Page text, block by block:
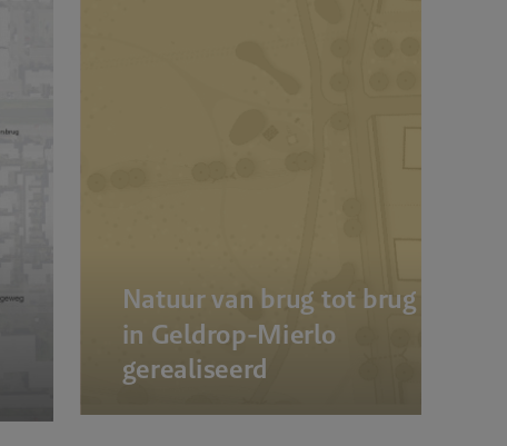
Natuur van brug tot brug
in Geldrop-Mierlo
gerealiseerd